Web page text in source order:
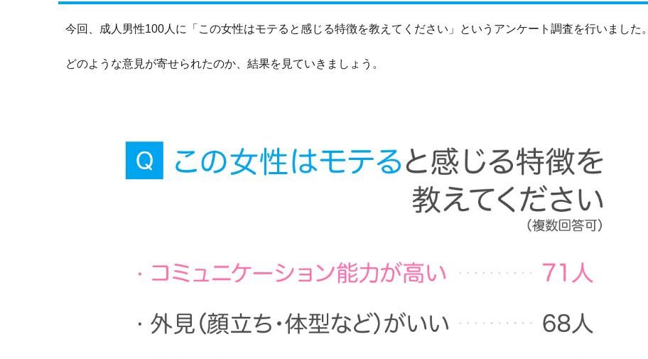
今回、成人男性100人に「この女性はモテると感じる特徴を教えてください」というアンケート調査を行いました。
どのような意見が寄せられたのか、結果を見ていきましょう。